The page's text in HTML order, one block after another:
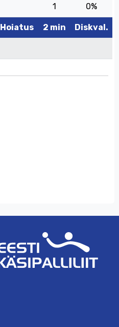
1 0%
Hoiatus 2 min Diskval.